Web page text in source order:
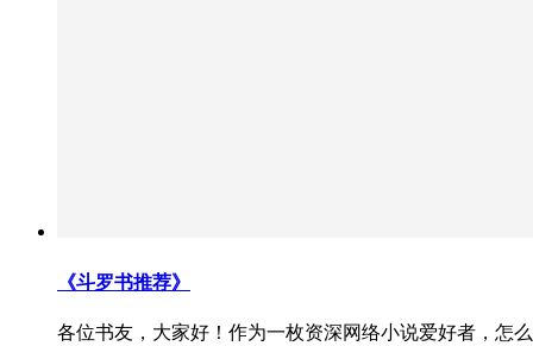
《斗罗书推荐》
各位书友，大家好！作为一枚资深网络小说爱好者，怎